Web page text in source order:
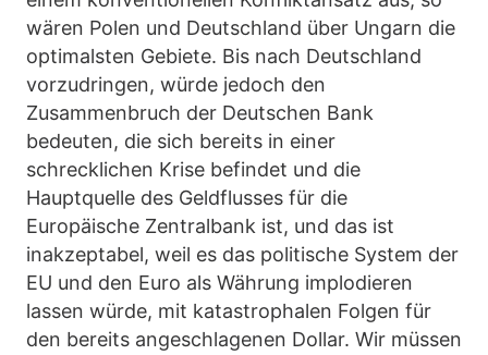
wären Polen und Deutschland über Ungarn die
optimalsten Gebiete. Bis nach Deutschland
vorzudringen, würde jedoch den
Zusammenbruch der Deutschen Bank
bedeuten, die sich bereits in einer
schrecklichen Krise befindet und die
Hauptquelle des Geldflusses für die
Europäische Zentralbank ist, und das ist
inakzeptabel, weil es das politische System der
EU und den Euro als Währung implodieren
lassen würde, mit katastrophalen Folgen für
den bereits angeschlagenen Dollar. Wir müssen